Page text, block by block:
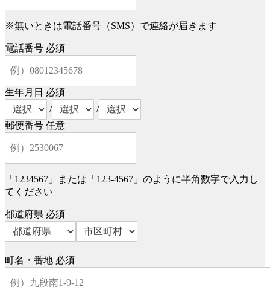
※無いときは電話番号（SMS）で連絡が届きます
電話番号 必須
生年月日 必須
/
/
郵便番号 任意
「1234567」または「123-4567」のように半角数字で入力し
てください
都道府県 必須
町名・番地 必須